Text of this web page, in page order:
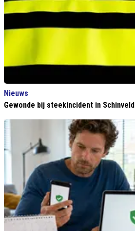
Nieuws
Gewonde bij steekincident in Schinveld